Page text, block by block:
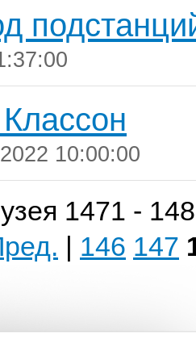
10:00:00
1471 -
| 146 147